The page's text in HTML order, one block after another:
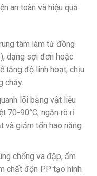
an toàn và hiệu quả.
tâm làm từ đồng
dạng sợi đơn hoặc
tăng độ linh hoạt, chịu
chảy.
lõi bằng vật liệu
70-90°C, ngăn rò rỉ
và giảm tổn hao năng
chống va đập, ẩm
chất độn PP tạo hình